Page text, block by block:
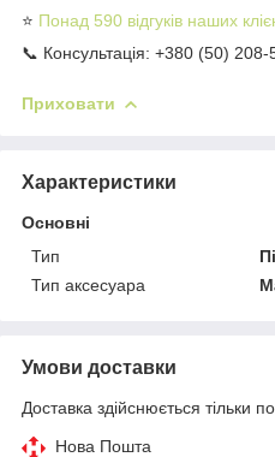
⭐ Понад 590 відгуків наших
📞 Консультація: +380 (50) 208-
Приховати
Характеристики
Основні
Тип
Тип аксесуара
Умови доставки
Доставка здійснюється тільки
Нова Пошта